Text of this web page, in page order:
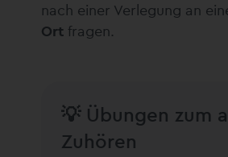
nach einer Verlegung an
Ort fragen.
💡 Übungen zum
Zuhören